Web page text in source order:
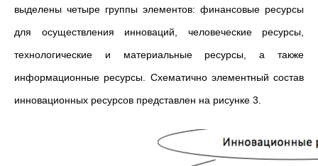
выделены четыре группы элементов: финансовые ресурсы
для осуществления инноваций, человеческие ресурсы,
технологические и материальные ресурсы, а также
информационные ресурсы. Схематично элементный состав
инновационных ресурсов представлен на рисунке 3.